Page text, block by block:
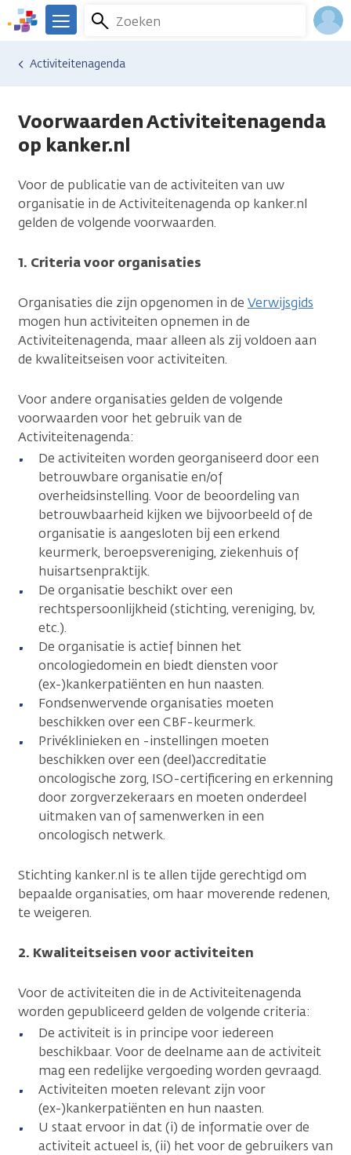
Overslaan
en
We
er
Kanker.nl
Zoeken
Menu
Activiteitenagenda
Voorwaarden Activiteitenagenda
op kanker.nl
Voor de publicatie van de activiteiten van uw
organisatie in de Activiteitenagenda op kanker.nl
gelden de volgende voorwaarden.
1. Criteria voor organisaties
Organisaties die zijn opgenomen in de Verwijsgids
mogen hun activiteiten opnemen in de
Activiteitenagenda, maar alleen als zij voldoen aan
de kwaliteitseisen voor activiteiten.
Voor andere organisaties gelden de volgende
voorwaarden voor het gebruik van de
Activiteitenagenda:
De activiteiten worden georganiseerd door een
betrouwbare organisatie en/of
overheidsinstelling. Voor de beoordeling van
betrouwbaarheid kijken we bijvoorbeeld of de
organisatie is aangesloten bij een erkend
keurmerk, beroepsvereniging, ziekenhuis of
huisartsenpraktijk.
De organisatie beschikt over een
rechtspersoonlijkheid (stichting, vereniging, bv,
etc.).
De organisatie is actief binnen het
oncologiedomein en biedt diensten voor
(ex-)kankerpatiënten en hun naasten.
Fondsenwervende organisaties moeten
beschikken over een CBF-keurmerk.
Privéklinieken en -instellingen moeten
beschikken over een (deel)accreditatie
oncologische zorg, ISO-certificering en erkenning
door zorgverzekeraars en moeten onderdeel
uitmaken van of samenwerken in een
oncologisch netwerk.
Stichting kanker.nl is te allen tijde gerechtigd om
bepaalde organisaties, om haar moverende redenen,
te weigeren.
2. Kwaliteitseisen voor activiteiten
Voor de activiteiten die in de Activiteitenagenda
worden gepubliceerd gelden de volgende criteria:
De activiteit is in principe voor iedereen
beschikbaar. Voor de deelname aan de activiteit
mag een redelijke vergoeding worden gevraagd.
Activiteiten moeten relevant zijn voor
(ex-)kankerpatiënten en hun naasten.
U staat ervoor in dat (i) de informatie over de
activiteit actueel is, (ii) het voor de gebruikers van